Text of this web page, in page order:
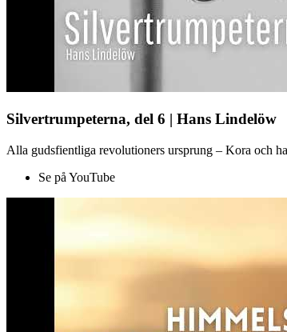
Silvertrumpeterna, del 6 | Hans Lindelöw
Alla gudsfientliga revolutioners ursprung – Kora och
Se på YouTube